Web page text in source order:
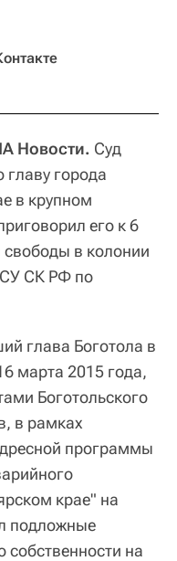
Новости. Суд
города
в крупном
его к 6
в колонии
СК РФ по
глава Боготола в
марта 2015 года,
Боготольского
в рамках
программы
крае" на
подложные
на